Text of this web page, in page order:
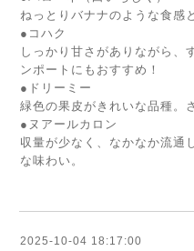
ねっとりバナナのような食感
●コハク
しっかり甘さがありながら、
ンポートにもおすすめ！
●ドリーミー
緑色の果皮がきれいな品種。
●ヌアールカロン
収量が少なく、なかなか流通
な味わい。
2025-10-04 18:17:00